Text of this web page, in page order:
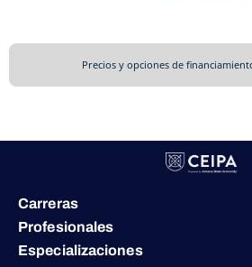
Precios y opciones de
Carreras
Profesionales
Especializaciones